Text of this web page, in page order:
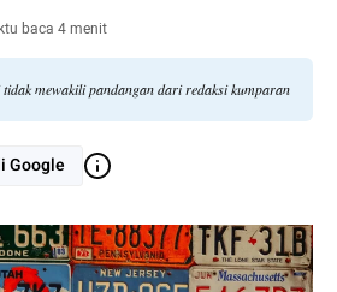
baca 4 menit
mewakili pandangan dari redaksi kumparan
Google